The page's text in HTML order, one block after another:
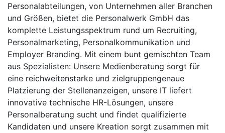
Personalabteilungen, von Unternehmen aller Branchen
und Größen, bietet die Personalwerk GmbH das
komplette Leistungsspektrum rund um Recruiting,
Personalmarketing, Personalkommunikation und
Employer Branding. Mit einem bunt gemischten Team
aus Spezialisten: Unsere Medienberatung sorgt für
eine reichweitenstarke und zielgruppengenaue
Platzierung der Stellenanzeigen, unsere IT liefert
innovative technische HR-Lösungen, unsere
Personalberatung sucht und findet qualifizierte
Kandidaten und unsere Kreation sorgt zusammen mit